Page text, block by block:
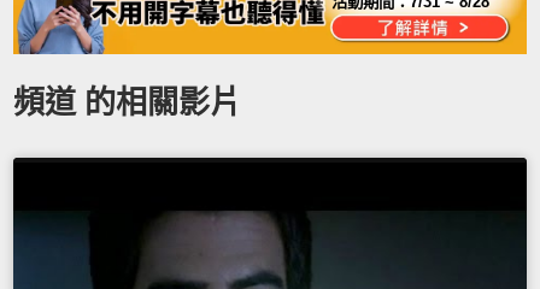
頻道 的相關影片